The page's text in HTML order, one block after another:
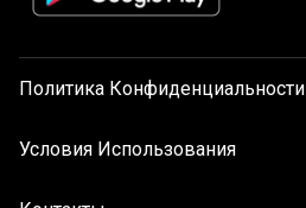
Политика Конфиденциальности
Условия Использования